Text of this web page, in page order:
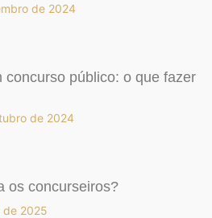
de 2024
concurso público: o que fazer
de 2024
os concurseiros?
de 2025